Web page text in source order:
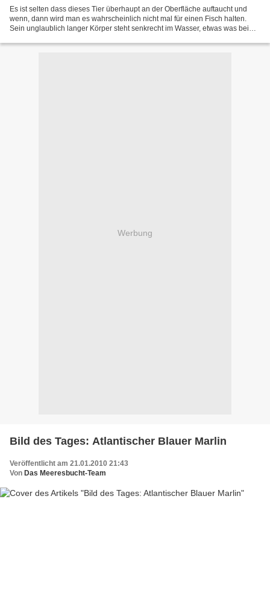
Es ist selten dass dieses Tier überhaupt an der Oberfläche auftaucht und
wenn, dann wird man es wahrscheinlich nicht mal für einen Fisch halten.
Sein unglaublich langer Körper steht senkrecht im Wasser, etwas was bei
Werbung
Bild des Tages: Atlantischer Blauer Marlin
Veröffentlicht am 21.01.2010 21:43
Von Das Meeresbucht-Team